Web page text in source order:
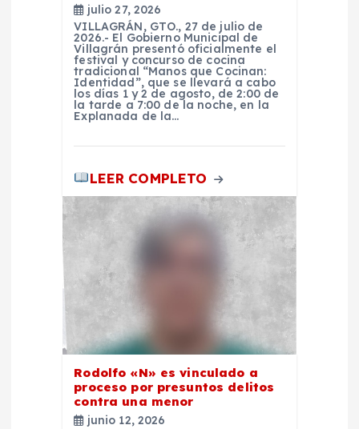
julio 27, 2026
VILLAGRÁN, GTO., 27 de julio de
2026.- El Gobierno Municipal de
Villagrán presentó oficialmente el
festival y concurso de cocina
tradicional “Manos que Cocinan:
Identidad”, que se llevará a cabo
los días 1 y 2 de agosto, de 2:00 de
la tarde a 7:00 de la noche, en la
Explanada de la…
LEER COMPLETO
Rodolfo «N» es vinculado a
proceso por presuntos delitos
contra una menor
junio 12, 2026